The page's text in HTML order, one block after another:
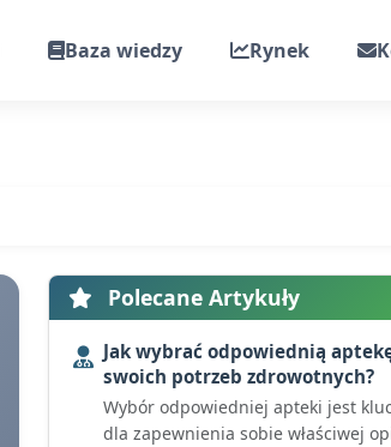
Baza wiedzy Rynek
Polecane Artykuły
Jak wybrać odpowiednią
swoich potrzeb zdrowotnych?
Wybór odpowiedniej apteki jest
dla zapewnienia sobie właściwej